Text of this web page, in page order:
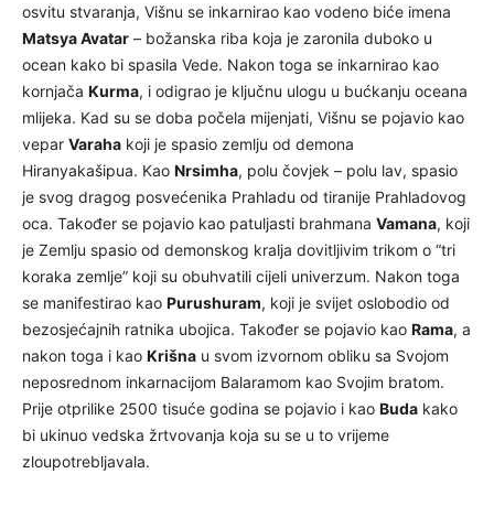
osvitu stvaranja, Višnu se inkarnirao kao vodeno biće imena
Matsya Avatar – božanska riba koja je zaronila duboko u
ocean kako bi spasila Vede. Nakon toga se inkarnirao kao
kornjača Kurma, i odigrao je ključnu ulogu u bućkanju oceana
mlijeka. Kad su se doba počela mijenjati, Višnu se pojavio kao
vepar Varaha koji je spasio zemlju od demona
Hiranyakašipua. Kao Nrsimha, polu čovjek – polu lav, spasio
je svog dragog posvećenika Prahladu od tiranije Prahladovog
oca. Također se pojavio kao patuljasti brahmana Vamana, koji
je Zemlju spasio od demonskog kralja dovitljivim trikom o “tri
koraka zemlje” koji su obuhvatili cijeli univerzum. Nakon toga
se manifestirao kao Purushuram, koji je svijet oslobodio od
bezosjećajnih ratnika ubojica. Također se pojavio kao Rama, a
nakon toga i kao Krišna u svom izvornom obliku sa Svojom
neposrednom inkarnacijom Balaramom kao Svojim bratom.
Prije otprilike 2500 tisuće godina se pojavio i kao Buda kako
bi ukinuo vedska žrtvovanja koja su se u to vrijeme
zloupotrebljavala.